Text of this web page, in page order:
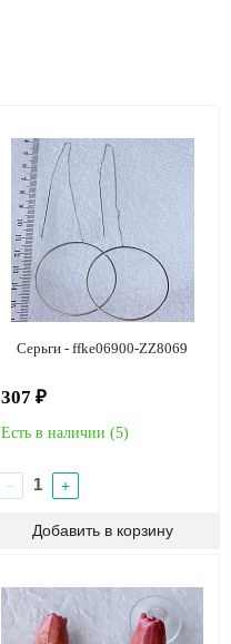
Серьги - ffke06900-ZZ8069
307 ₽
Есть в наличии (5)
− +